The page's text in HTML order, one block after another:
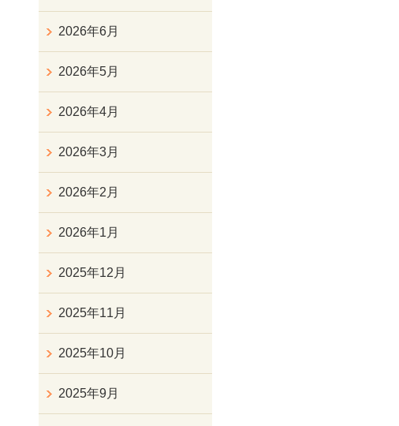
2026年6月
2026年5月
2026年4月
2026年3月
2026年2月
2026年1月
2025年12月
2025年11月
2025年10月
2025年9月